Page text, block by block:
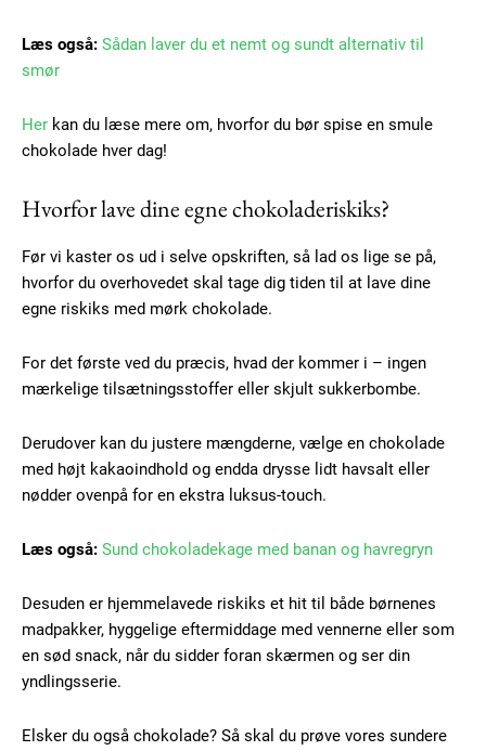
Læs også: Sådan laver du et nemt og sundt alternativ til
smør
Her kan du læse mere om, hvorfor du bør spise en smule
chokolade hver dag!
Hvorfor lave dine egne chokoladeriskiks?
Før vi kaster os ud i selve opskriften, så lad os lige se på,
hvorfor du overhovedet skal tage dig tiden til at lave dine
egne riskiks med mørk chokolade.
For det første ved du præcis, hvad der kommer i – ingen
mærkelige tilsætningsstoffer eller skjult sukkerbombe.
Derudover kan du justere mængderne, vælge en chokolade
med højt kakaoindhold og endda drysse lidt havsalt eller
nødder ovenpå for en ekstra luksus-touch.
Læs også: Sund chokoladekage med banan og havregryn
Desuden er hjemmelavede riskiks et hit til både børnenes
madpakker, hyggelige eftermiddage med vennerne eller som
en sød snack, når du sidder foran skærmen og ser din
yndlingsserie.
Elsker du også chokolade? Så skal du prøve vores sundere